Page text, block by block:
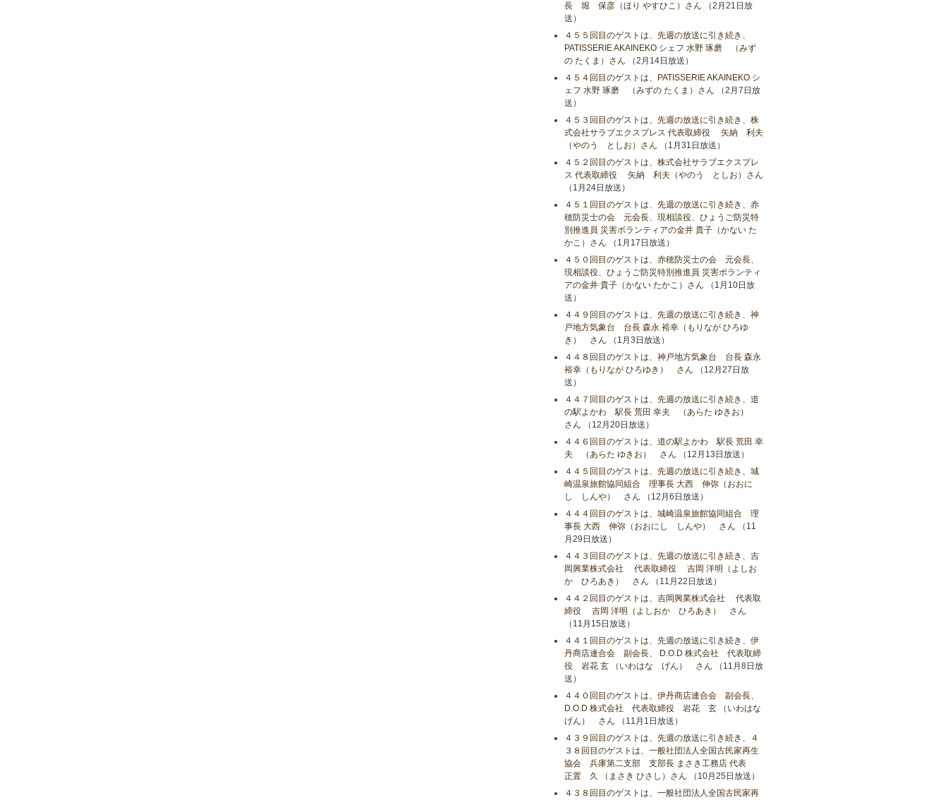
長 堀 保彦（ほり やすひこ）さん （2月21日放
送）
４５５回目のゲストは、先週の放送に引き続き、
PATISSERIE AKAINEKO シェフ 水野 琢磨 （みず
の たくま）さん （2月14日放送）
４５４回目のゲストは、PATISSERIE AKAINEKO シ
ェフ 水野 琢磨 （みずの たくま）さん （2月7日放
送）
４５３回目のゲストは、先週の放送に引き続き、株
式会社サラブエクスプレス 代表取締役 矢納 利夫
（やのう としお）さん （1月31日放送）
４５２回目のゲストは、株式会社サラブエクスプレ
ス 代表取締役 矢納 利夫（やのう としお）さん
（1月24日放送）
４５１回目のゲストは、先週の放送に引き続き、赤
穂防災士の会 元会長、現相談役、ひょうご防災特
別推進員 災害ボランティアの金井 貴子（かない た
かこ）さん （1月17日放送）
４５０回目のゲストは、赤穂防災士の会 元会長、
現相談役、ひょうご防災特別推進員 災害ボランティ
アの金井 貴子（かない たかこ）さん （1月10日放
送）
４４９回目のゲストは、先週の放送に引き続き、神
戸地方気象台 台長 森永 裕幸（もりなが ひろゆ
き） さん （1月3日放送）
４４８回目のゲストは、神戸地方気象台 台長 森永
裕幸（もりなが ひろゆき） さん （12月27日放
送）
４４７回目のゲストは、先週の放送に引き続き、道
の駅よかわ 駅長 荒田 幸夫 （あらた ゆきお）
さん （12月20日放送）
４４６回目のゲストは、道の駅よかわ 駅長 荒田 幸
夫 （あらた ゆきお） さん （12月13日放送）
４４５回目のゲストは、先週の放送に引き続き、城
崎温泉旅館協同組合 理事長 大西 伸弥（おおに
し しんや） さん （12月6日放送）
４４４回目のゲストは、城崎温泉旅館協同組合 理
事長 大西 伸弥（おおにし しんや） さん （11
月29日放送）
４４３回目のゲストは、先週の放送に引き続き、吉
岡興業株式会社 代表取締役 吉岡 洋明（よしお
か ひろあき） さん （11月22日放送）
４４２回目のゲストは、吉岡興業株式会社 代表取
締役 吉岡 洋明（よしおか ひろあき） さん
（11月15日放送）
４４１回目のゲストは、先週の放送に引き続き、伊
丹商店連合会 副会長、 D.O.D 株式会社 代表取締
役 岩花 玄 （いわはな げん） さん （11月8日放
送）
４４０回目のゲストは、伊丹商店連合会 副会長、
D.O.D 株式会社 代表取締役 岩花 玄 （いわはな
げん） さん （11月1日放送）
４３９回目のゲストは、先週の放送に引き続き、４
３８回目のゲストは、一般社団法人全国古民家再生
協会 兵庫第二支部 支部長 まさき工務店 代表
正置 久 （まさき ひさし）さん （10月25日放送）
４３８回目のゲストは、一般社団法人全国古民家再